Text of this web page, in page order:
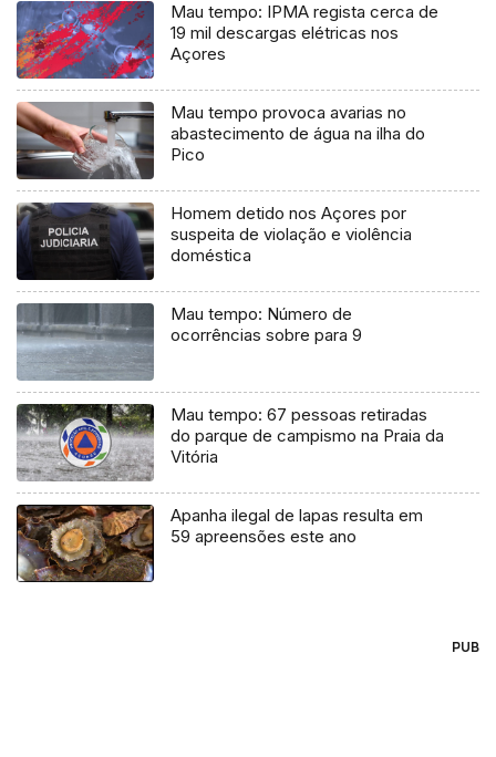
Mau tempo: IPMA regista cerca de
19 mil descargas elétricas nos
Açores
Mau tempo provoca avarias no
abastecimento de água na ilha do
Pico
Homem detido nos Açores por
suspeita de violação e violência
doméstica
Mau tempo: Número de
ocorrências sobre para 9
Mau tempo: 67 pessoas retiradas
do parque de campismo na Praia da
Vitória
Apanha ilegal de lapas resulta em
59 apreensões este ano
PUB